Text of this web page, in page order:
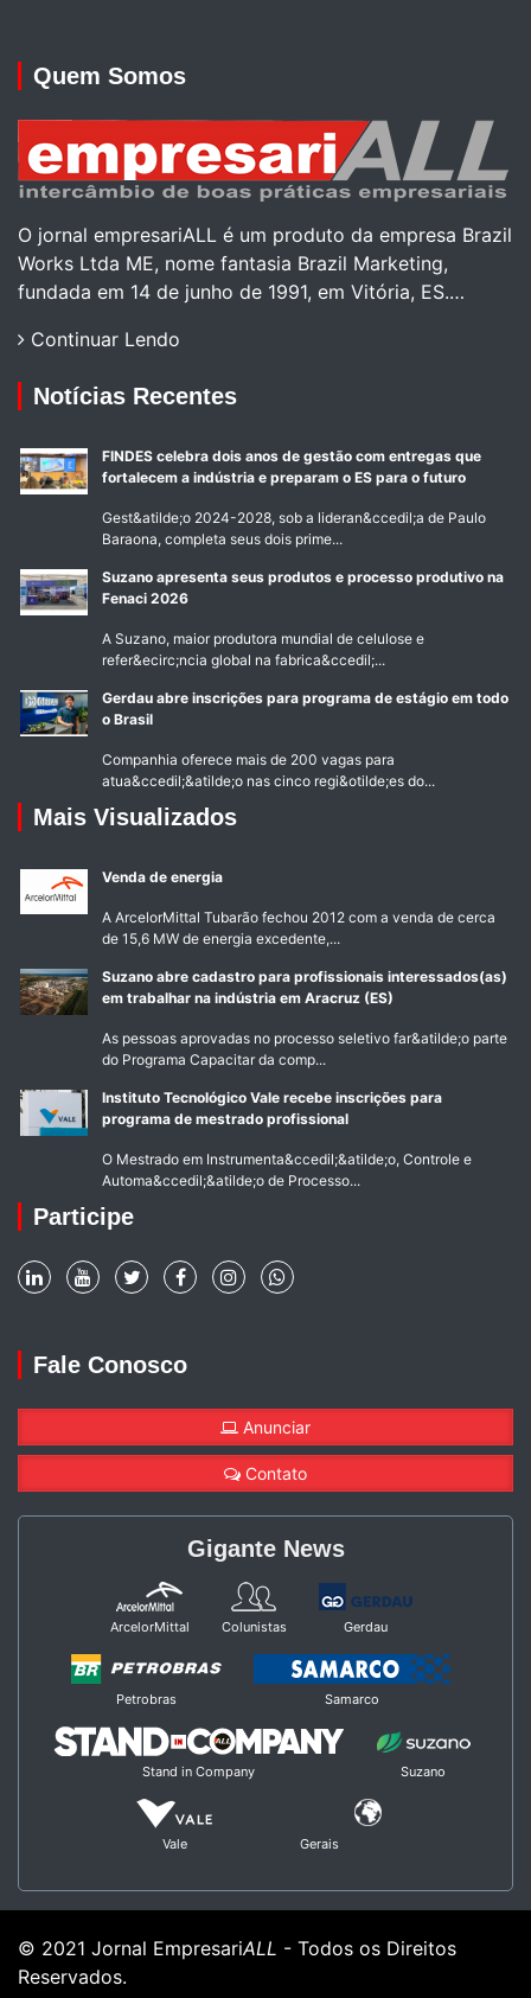
Quem Somos
O jornal empresariALL é um produto da empresa Brazil
Works Ltda ME, nome fantasia Brazil Marketing,
fundada em 14 de junho de 1991, em Vitória, ES.…
Continuar Lendo
Notícias Recentes
FINDES celebra dois anos de gestão com entregas que
fortalecem a indústria e preparam o ES para o futuro
Gest&atilde;o 2024-2028, sob a lideran&ccedil;a de Paulo
Baraona, completa seus dois prime...
Suzano apresenta seus produtos e processo produtivo na
Fenaci 2026
A Suzano, maior produtora mundial de celulose e
refer&ecirc;ncia global na fabrica&ccedil;...
Gerdau abre inscrições para programa de estágio em todo
o Brasil
Companhia oferece mais de 200 vagas para
atua&ccedil;&atilde;o nas cinco regi&otilde;es do...
Mais Visualizados
Venda de energia
A ArcelorMittal Tubarão fechou 2012 com a venda de cerca
de 15,6 MW de energia excedente,...
Suzano abre cadastro para profissionais interessados(as)
em trabalhar na indústria em Aracruz (ES)
As pessoas aprovadas no processo seletivo far&atilde;o parte
do Programa Capacitar da comp...
Instituto Tecnológico Vale recebe inscrições para
programa de mestrado profissional
O Mestrado em Instrumenta&ccedil;&atilde;o, Controle e
Automa&ccedil;&atilde;o de Processo...
Participe
Fale Conosco
Anunciar
Contato
Gigante News
ArcelorMittal Colunistas Gerdau
Petrobras Samarco
Stand in Company Suzano
Vale Gerais
© 2021 Jornal EmpresariALL - Todos os Direitos
Reservados.